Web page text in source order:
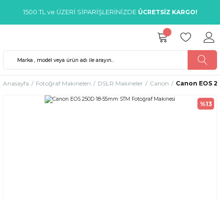
1500 TL ve ÜZERİ SİPARİŞLERİNİZDE ÜCRETSİZ KARGO!
Anasayfa Fotoğraf Makineleri DSLR Makineler Canon Canon EOS
%13